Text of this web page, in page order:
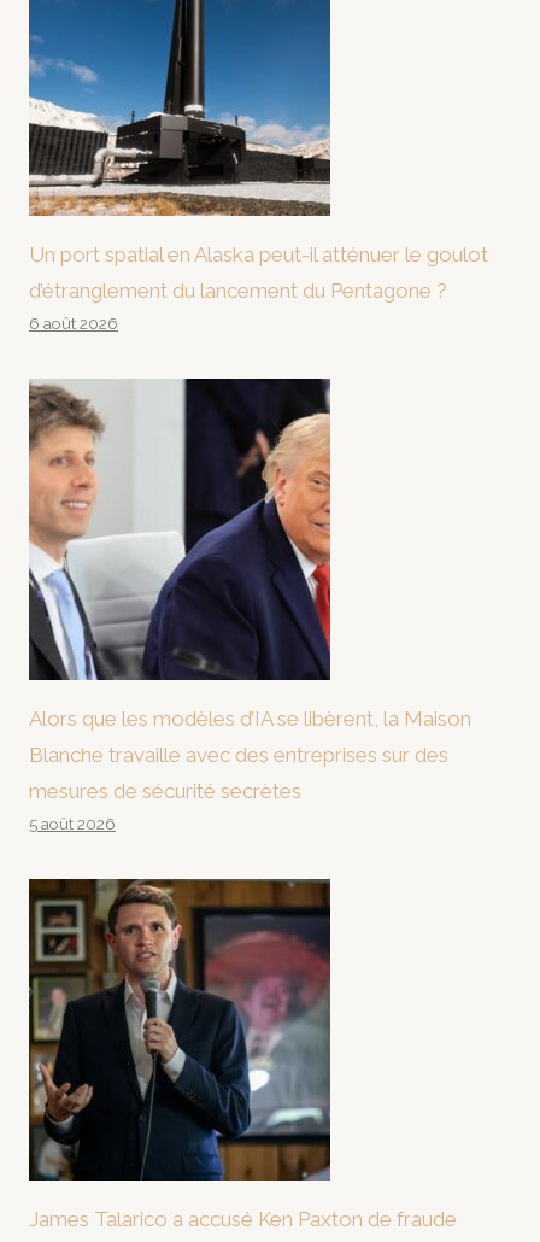
Un port spatial en Alaska peut-il atténuer le goulot
d’étranglement du lancement du Pentagone ?
6 août 2026
Alors que les modèles d’IA se libèrent, la Maison
Blanche travaille avec des entreprises sur des
mesures de sécurité secrètes
5 août 2026
James Talarico a accusé Ken Paxton de fraude